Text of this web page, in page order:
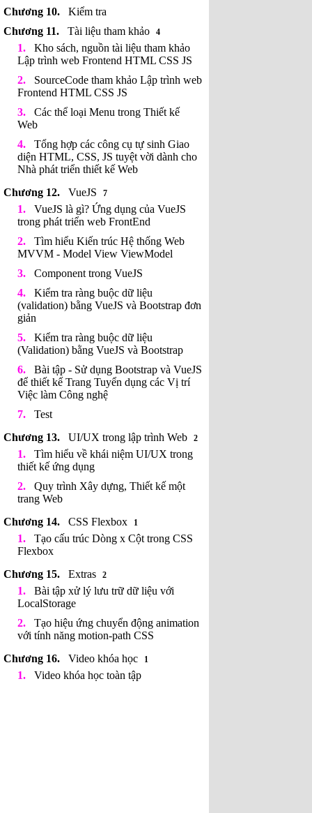
Kiểm tra
Tài liệu tham khảo
4
Kho sách, nguồn tài liệu tham khảo
Lập trình web Frontend HTML CSS JS
SourceCode tham khảo Lập trình web
Frontend HTML CSS JS
Các thể loại Menu trong Thiết kế
Web
Tổng hợp các công cụ tự sinh Giao
diện HTML, CSS, JS tuyệt vời dành cho
Nhà phát triển thiết kế Web
VueJS
7
VueJS là gì? Ứng dụng của VueJS
trong phát triển web FrontEnd
Tìm hiểu Kiến trúc Hệ thống Web
MVVM - Model View ViewModel
Component trong VueJS
Kiểm tra ràng buộc dữ liệu
(validation) bằng VueJS và Bootstrap đơn
giản
Kiểm tra ràng buộc dữ liệu
(Validation) bằng VueJS và Bootstrap
Bài tập - Sử dụng Bootstrap và VueJS
để thiết kế Trang Tuyển dụng các Vị trí
Việc làm Công nghệ
Test
UI/UX trong lập trình Web
2
Tìm hiểu về khái niệm UI/UX trong
thiết kế ứng dụng
Quy trình Xây dựng, Thiết kế một
trang Web
CSS Flexbox
1
Tạo cấu trúc Dòng x Cột trong CSS
Flexbox
Extras
2
Bài tập xử lý lưu trữ dữ liệu với
LocalStorage
Tạo hiệu ứng chuyển động animation
với tính năng motion-path CSS
Video khóa học
1
Video khóa học toàn tập